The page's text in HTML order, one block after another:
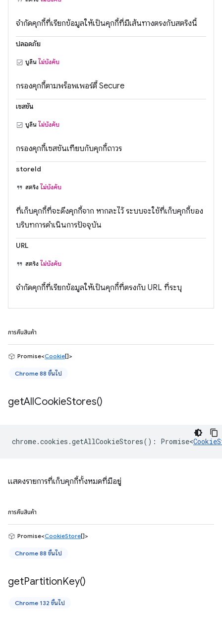
จำกัดคุกกี้ที่เรียกข้อมูลให้เป็นคุกกี้ที่มีเส้นทางตรงกับสตริงนี้
ปลอดภัย
บูลีน ไม่บังคับ
กรองคุกกี้ตามพร็อพเพอร์ตี้ Secure
เซสชัน
บูลีน ไม่บังคับ
กรองคุกกี้เซสชันเทียบกับคุกกี้ถาวร
storeId
สตริง ไม่บังคับ
ที่เก็บคุกกี้ที่จะดึงคุกกี้จาก หากละไว้ ระบบจะใช้ที่เก็บคุกกี้ของ
บริบทการดำเนินการปัจจุบัน
URL
สตริง ไม่บังคับ
จำกัดคุกกี้ที่เรียกข้อมูลให้เป็นคุกกี้ที่ตรงกับ URL ที่ระบุ
การคืนสินค้า
Promise<Cookie[]>
Chrome 88 ขึ้นไป
getAllCookieStores()
chrome.cookies .getAllCookieStores() : Promise<
แสดงรายการที่เก็บคุกกี้ทั้งหมดที่มีอยู่
การคืนสินค้า
Promise<CookieStore[]>
Chrome 88 ขึ้นไป
getPartitionKey()
Chrome 132 ขึ้นไป